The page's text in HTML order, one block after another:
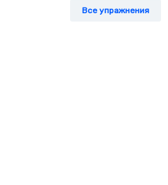
Все упражнения